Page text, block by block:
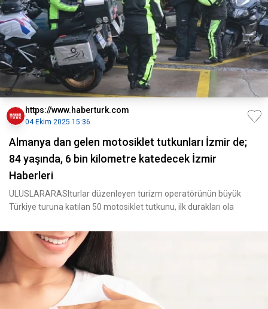
https://www.haberturk.com
04 Ekim 2025 15:36
Almanya dan gelen motosiklet tutkunları İzmir de;
84 yaşında, 6 bin kilometre katedecek İzmir
Haberleri
ULUSLARARASIturlar düzenleyen turizm operatörünün büyük
Türkiye turuna katılan 50 motosiklet tutkunu, ilk durakları ola